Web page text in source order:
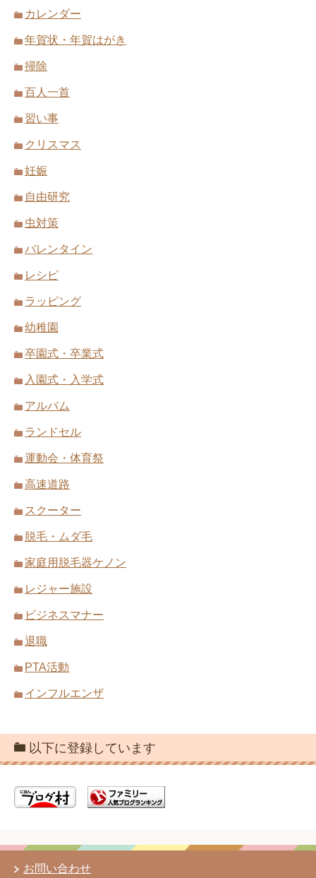
カレンダー
年賀状・年賀はがき
掃除
百人一首
習い事
クリスマス
妊娠
自由研究
虫対策
バレンタイン
レシピ
ラッピング
幼稚園
卒園式・卒業式
入園式・入学式
アルバム
ランドセル
運動会・体育祭
高速道路
スクーター
脱毛・ムダ毛
家庭用脱毛器ケノン
レジャー施設
ビジネスマナー
退職
PTA活動
インフルエンザ
以下に登録しています
お問い合わせ